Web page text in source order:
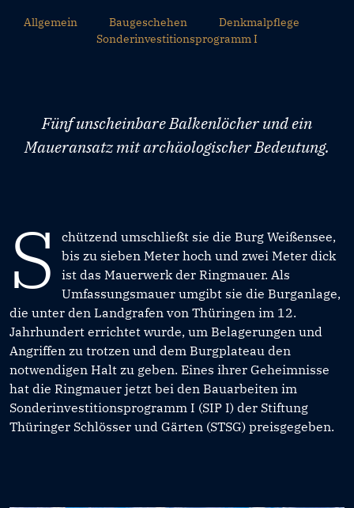
Allgemein Baugeschehen
Denkmalpflege
Sonderinvestitionsprogramm I
Fünf unscheinbare Balkenlöcher und ein
Maueransatz mit archäologischer Bedeutung.
S
chützend umschließt sie die Burg Weißensee,
bis zu sieben Meter hoch und zwei Meter dick
ist das Mauerwerk der Ringmauer. Als
Umfassungsmauer umgibt sie die Burganlage,
die unter den Landgrafen von Thüringen im 12.
Jahrhundert errichtet wurde, um Belagerungen und
Angriffen zu trotzen und dem Burgplateau den
notwendigen Halt zu geben. Eines ihrer Geheimnisse
hat die Ringmauer jetzt bei den Bauarbeiten im
Sonderinvestitionsprogramm I (SIP I) der Stiftung
Thüringer Schlösser und Gärten (STSG) preisgegeben.